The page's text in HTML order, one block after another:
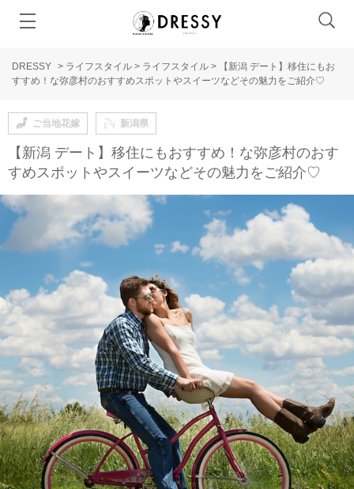
DRESSY > ライフスタイル > ライフスタイル >
【新潟 デート】移住にもお
すすめ！な弥彦村のおすすめスポットやスイーツなどその魅力をご紹介♡
ご当地花嫁 新潟県
【新潟 デート】移住にもおすすめ！な弥彦村のおす
すめスポットやスイーツなどその魅力をご紹介♡